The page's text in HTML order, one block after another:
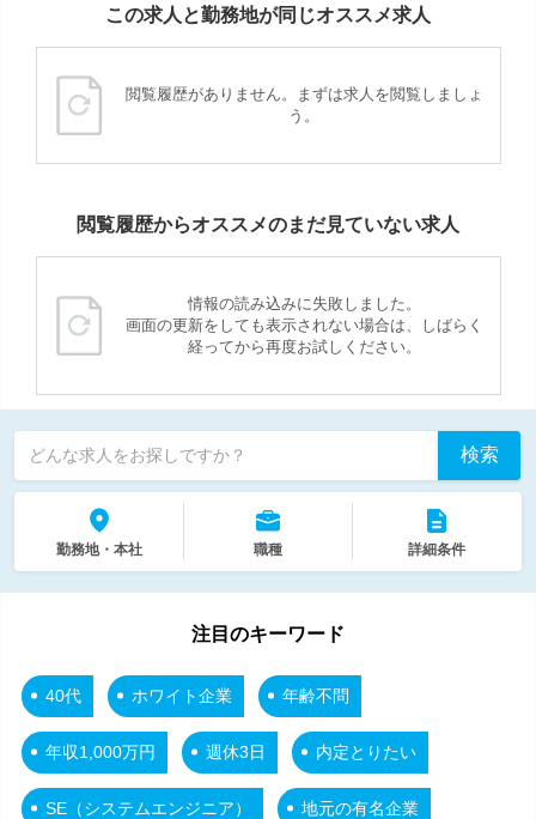
この求人と勤務地が同じオススメ求人
閲覧履歴がありません。まずは求人を閲覧しましょ
う。
閲覧履歴からオススメのまだ見ていない求人
情報の読み込みに失敗しました。
画面の更新をしても表示されない場合は、しばらく
経ってから再度お試しください。
どんな求人をお探しですか？ 検索
勤務地・本社 職種 詳細条件
注目のキーワード
40代 ホワイト企業 年齢不問
年収1,000万円 週休3日 内定とりたい
SE（システムエンジニア） 地元の有名企業